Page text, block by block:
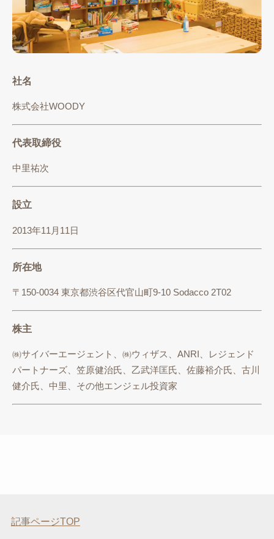
社名
株式会社WOODY
代表取締役
中里祐次
設立
2013年11月11日
所在地
〒150-0034 東京都渋谷区代官山町9-10 Sodacco 2T02
株主
㈱サイバーエージェント、㈱ウィザス、ANRI、レジェンド
パートナーズ、笠原健治氏、乙武洋匡氏、佐藤裕介氏、古川
健介氏、中里、その他エンジェル投資家
記事ページTOP